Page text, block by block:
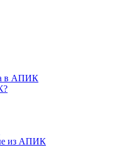
в АПИК
из АПИК